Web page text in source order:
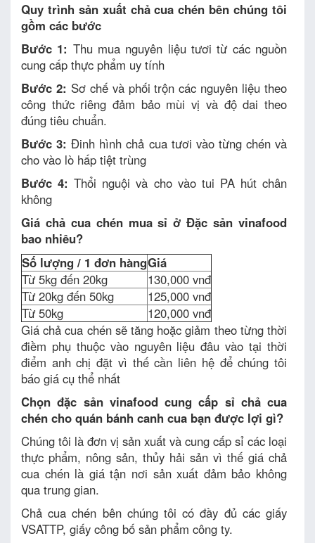
Quy trình sản xuất chả cua chén bên chúng tôi
gồm các bước
Bước 1: Thu mua nguyên liệu tươi từ các nguồn
cung cấp thực phẩm uy tính
Bước 2: Sơ chế và phối trộn các nguyên liệu theo
công thức riêng đảm bảo mùi vị và độ dai theo
đúng tiêu chuẩn.
Bước 3: Đinh hình chả cua tươi vào từng chén và
cho vào lò hấp tiệt trùng
Bước 4: Thổi nguội và cho vào tui PA hút chân
không
Giá chả cua chén mua sỉ ở Đặc sản vinafood
bao nhiêu?
Số lượng / 1 đơn hàngGiá
Từ 5kg đến 20kg
130,000 vnđ
Từ 20kg đến 50kg
125,000 vnđ
Từ 50kg
120,000 vnđ
Giá chả cua chén sẽ tăng hoặc giảm theo từng thời
điềm phụ thuộc vào nguyên liệu đâu vào tại thời
điểm anh chị đặt vì thế cần liên hệ để chúng tôi
báo giá cụ thể nhất
Chọn đặc sản vinafood cung cấp sỉ chả cua
chén cho quán bánh canh cua bạn được lợi gì?
Chúng tôi là đơn vị sản xuất và cung cấp sỉ các loại
thực phẩm, nông sản, thủy hải sản vì thế giá chả
cua chén là giá tận nơi sản xuất đảm bảo không
qua trung gian.
Chả cua chén bên chúng tôi có đầy đủ các giấy
VSATTP, giấy công bố sản phẩm công ty.